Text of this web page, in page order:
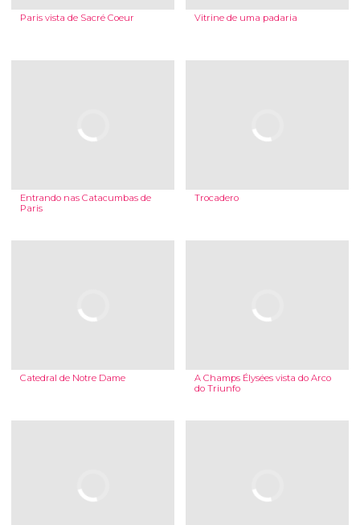
Paris vista de Sacré Coeur Vitrine de uma padaria
Entrando nas Catacumbas de
Paris
Trocadero
Catedral de Notre Dame
A Champs Élysées vista do Arco
do Triunfo